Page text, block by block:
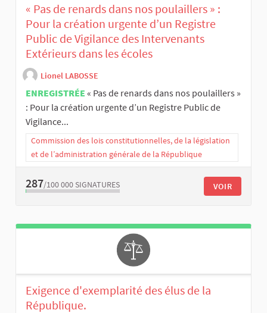
« Pas de renards dans nos poulaillers » :
Pour la création urgente d’un Registre
Public de Vigilance des Intervenants
Extérieurs dans les écoles
Lionel LABOSSE
ENREGISTRÉE « Pas de renards dans nos poulaillers »
: Pour la création urgente d’un Registre Public de
Vigilance...
Commission des lois constitutionnelles, de la législation
et de l’administration générale de la République
287/100 000 SIGNATURES VOIR
Exigence d'exemplarité des élus de la
République.